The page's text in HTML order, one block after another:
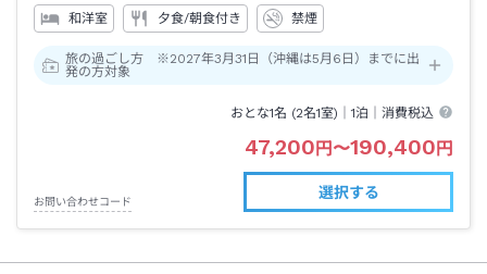
和洋室 夕食/朝食付き 禁煙
旅の過ごし方 ※2027年3月31日（沖縄は5月6日）までに出
発の方対象
おとな1名 (2名1室)｜1泊 ｜消費税込
47,200 円 〜190,400 円
お問い合わせコード
選択する